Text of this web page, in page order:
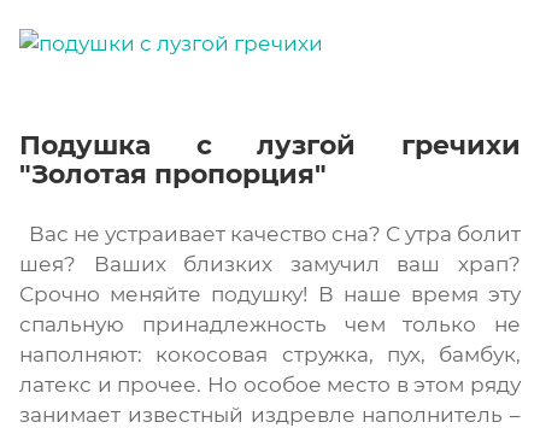
Подушка с лузгой гречихи
"Золотая пропорция"
Вас не устраивает качество сна? С утра болит
шея? Ваших близких замучил ваш храп?
Срочно меняйте подушку! В наше время эту
спальную принадлежность чем только не
наполняют: кокосовая стружка, пух, бамбук,
латекс и прочее. Но особое место в этом ряду
занимает известный издревле наполнитель –